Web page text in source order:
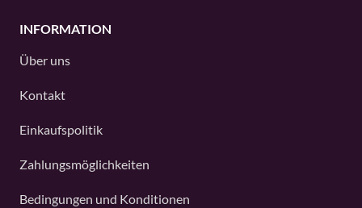
INFORMATION
Über uns
Kontakt
Einkaufspolitik
Zahlungsmöglichkeiten
Bedingungen und Konditionen